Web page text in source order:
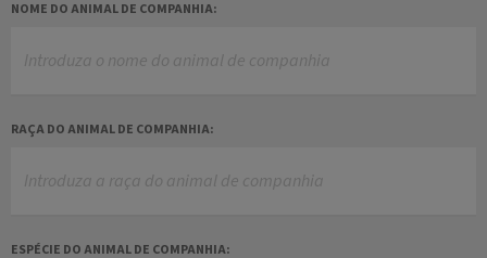
NOME DO ANIMAL DE COMPANHIA:
RAÇA DO ANIMAL DE COMPANHIA:
ESPÉCIE DO ANIMAL DE COMPANHIA: